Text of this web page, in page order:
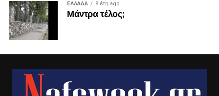
ΕΛΛΑΔΑ 8 έτη ago
Μάντρα τέλος;